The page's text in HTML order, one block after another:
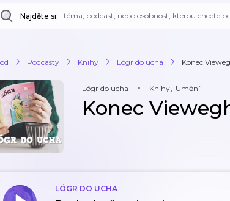
Najděte si:
Podcasty Knihy Lógr do ucha Konec
Lógr do ucha Knihy, Umění
Konec
LÓGR DO UCHA